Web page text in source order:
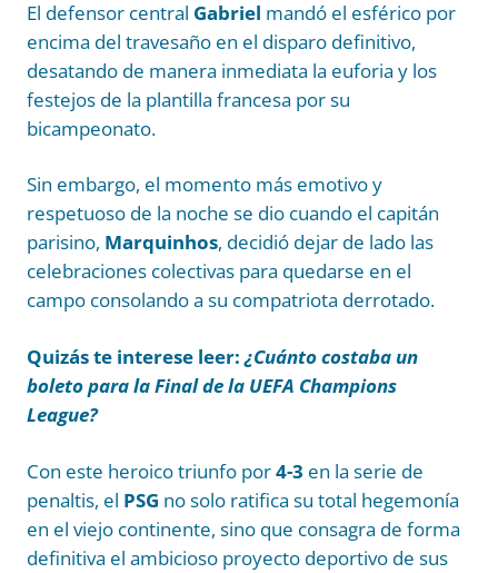
El defensor central Gabriel mandó el esférico por
encima del travesaño en el disparo definitivo,
desatando de manera inmediata la euforia y los
festejos de la plantilla francesa por su
bicampeonato.
Sin embargo, el momento más emotivo y
respetuoso de la noche se dio cuando el capitán
parisino, Marquinhos, decidió dejar de lado las
celebraciones colectivas para quedarse en el
campo consolando a su compatriota derrotado.
Quizás te interese leer:¿Cuánto costaba un
boleto para la Final de la UEFA Champions
League?
Con este heroico triunfo por4-3 en la serie de
penaltis, el PSG no solo ratifica su total hegemonía
en el viejo continente, sino que consagra de forma
definitiva el ambicioso proyecto deportivo de sus